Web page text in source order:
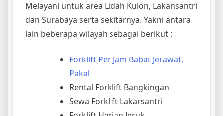
Melayani untuk area Lidah Kulon, Lakansantri
dan Surabaya serta sekitarnya. Yakni antara
lain beberapa wilayah sebagai berikut :
Forklift Per Jam Babat Jerawat,
Pakal
Rental Forklift Bangkingan
Sewa Forklift Lakarsantri